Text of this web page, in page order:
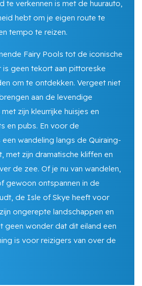
te verkennen is met de huurauto,
hebt om je eigen route te
tempo te reizen.
Fairy Pools tot de iconische
is geen tekort aan pittoreske
om te ontdekken. Vergeet niet
aan de levendige
zijn kleurrijke huisjes en
en pubs. En voor de
wandeling langs de Quiraing-
met zijn dramatische kliffen en
de zee. Of je nu van wandelen,
gewoon ontspannen in de
de Isle of Skye heeft voor
ongerepte landschappen en
geen wonder dat dit eiland een
is voor reizigers van over de